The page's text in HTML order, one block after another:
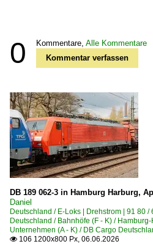
0 Kommentare, Alle Kommentare
Kommentar verfassen
DB 189 062-3 in Hamburg Harburg,
Daniel
Deutschland / E-Loks | Drehstrom | 91 80
Deutschland / Bahnhöfe (F - K) /
Unternehmen (A - K) / DB Cargo
 106 1200x800 Px, 06.06.2026